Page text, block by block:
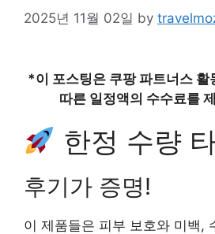
2025년 11월 02일 by
*이 포스팅은 쿠팡 파트너스 활
따른 일정액의 수수료를
한정 수량
후기가 증명!
이 제품들은 피부 보호와 미백,